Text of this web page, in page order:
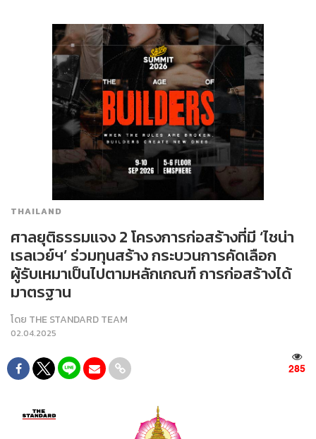
THAILAND
ศาลยุติธรรมแจง 2 โครงการก่อสร้างที่มี ‘ไชน่า
เรลเวย์ฯ’ ร่วมทุนสร้าง กระบวนการคัดเลือก
ผู้รับเหมาเป็นไปตามหลักเกณฑ์ การก่อสร้างได้
มาตรฐาน
โดย THE STANDARD TEAM
02.04.2025
285